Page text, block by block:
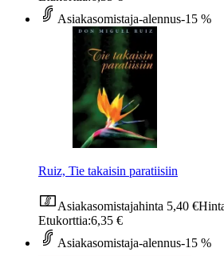
Asiakasomistaja-alennus-15 %
Ruiz, Tie takaisin paratiisiin
Asiakasomistajahinta 5,40 €
Etukorttia:6,35 €
Asiakasomistaja-alennus-15 %